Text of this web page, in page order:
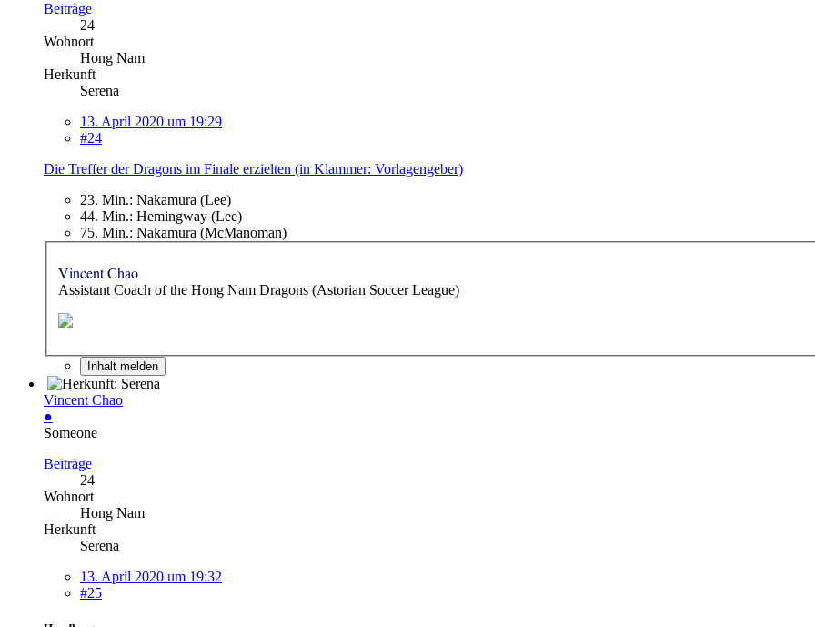
Beiträge
24
Wohnort
Hong Nam
Herkunft
Serena
13. April 2020 um 19:29
#24
Die Treffer der Dragons im Finale erzielten (in Klammer: Vorlagengeber)
23. Min.: Nakamura (Lee)
44. Min.: Hemingway (Lee)
75. Min.: Nakamura (McManoman)
Vincent Chao
Assistant Coach of the Hong Nam Dragons (Astorian Soccer League)
Inhalt melden
Vincent Chao
●
Someone
Beiträge
24
Wohnort
Hong Nam
Herkunft
Serena
13. April 2020 um 19:32
#25